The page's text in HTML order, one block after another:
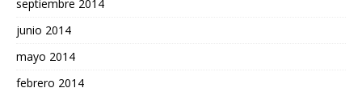
septiembre 2014
junio 2014
mayo 2014
febrero 2014